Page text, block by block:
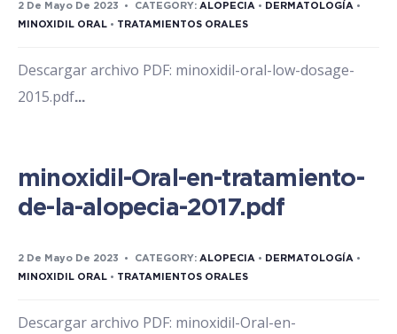
2 De Mayo De 2023 • CATEGORY: ALOPECIA • DERMATOLOGÍA •
MINOXIDIL ORAL • TRATAMIENTOS ORALES
Descargar archivo PDF: minoxidil-oral-low-dosage-
2015.pdf...
minoxidil-Oral-en-tratamiento-
de-la-alopecia-2017.pdf
2 De Mayo De 2023 • CATEGORY: ALOPECIA • DERMATOLOGÍA •
MINOXIDIL ORAL • TRATAMIENTOS ORALES
Descargar archivo PDF: minoxidil-Oral-en-